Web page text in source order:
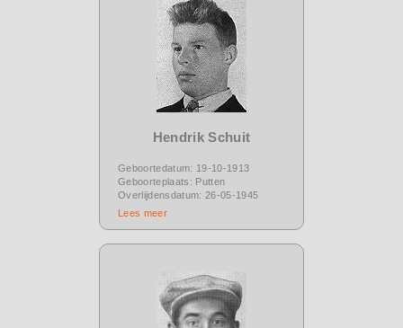
Hendrik Schuit
Geboortedatum: 19-10-1913
Geboorteplaats: Putten
Overlijdensdatum: 26-05-1945
Lees meer